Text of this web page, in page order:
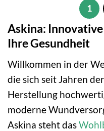
1
Askina:
Ihre Gesundheit
Willkommen in der
die sich seit Jahren
Herstellung
moderne
Askina steht das